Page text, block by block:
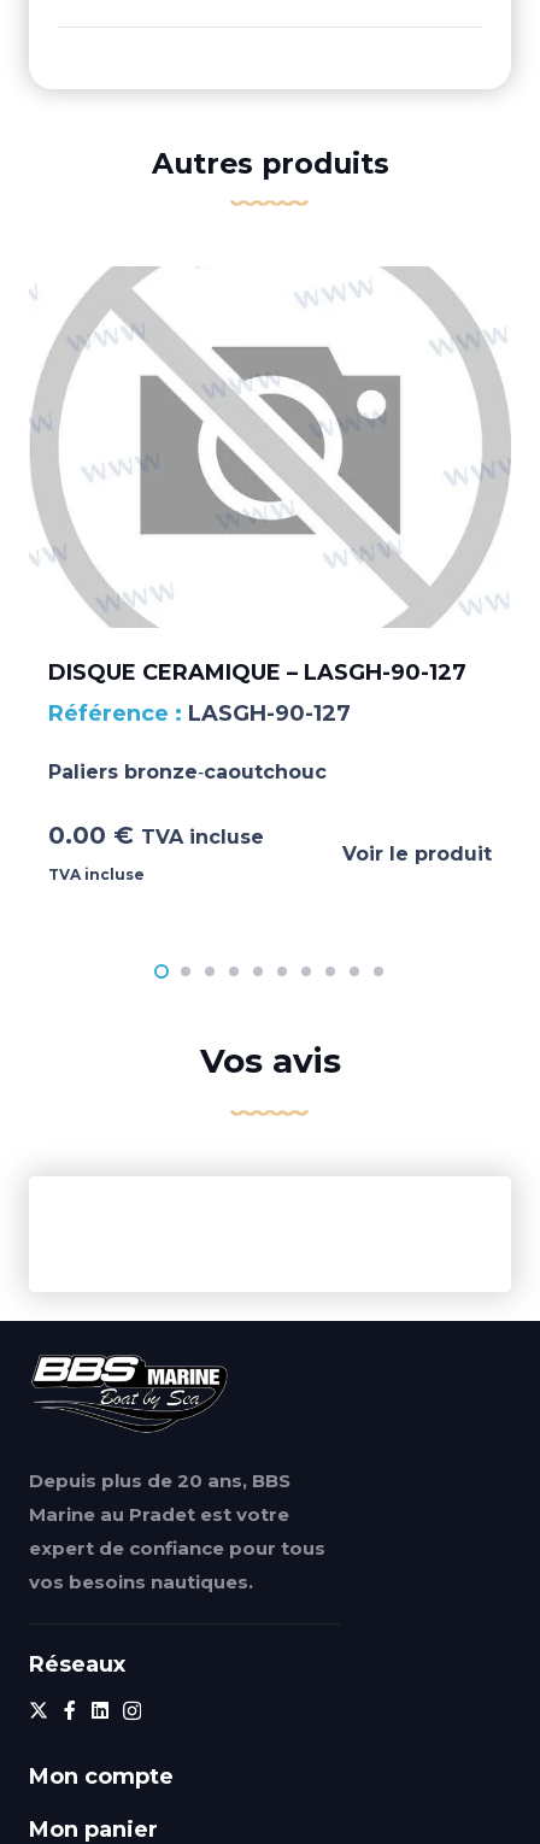
Autres produits
DISQUE CERAMIQUE – LASGH-90-127
LASGH-90-127
Paliers bronze‐caoutchouc
0.00 € TVA incluse
TVA incluse
Voir le produit
Vos avis
Depuis plus de 20 ans, BBS
Marine au Pradet est votre
expert de confiance pour tous
vos besoins nautiques.
Réseaux
Mon compte
Mon panier